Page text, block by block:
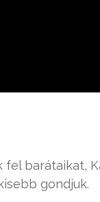
barátaikat,
gondjuk.